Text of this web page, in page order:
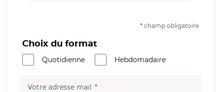
* champ obligatoire
Choix du format
Quotidienne
Hebdomadaire
Votre adresse mail (champ obligatoire)